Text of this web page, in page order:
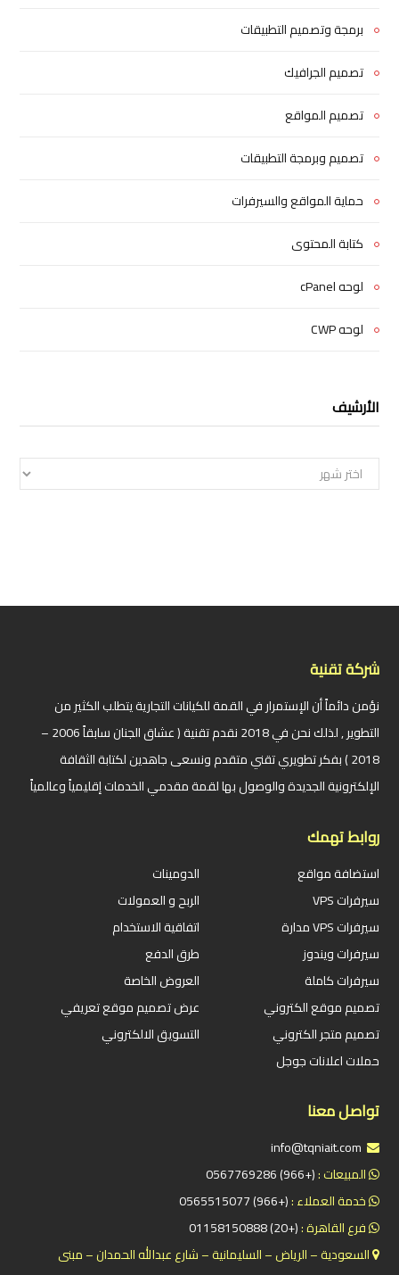
برمجة وتصميم التطبيقات
تصميم الجرافيك
تصميم المواقع
تصميم وبرمجة التطبيقات
حماية المواقع والسيرفرات
كتابة المحتوى
لوحه cPanel
لوحه CWP
الأرشيف
الأرشيف
شركة تقنية
نؤمن دائماً أن الإستمرار في القمة للكيانات التجارية يتطلب الكثير من
التطوير , لذلك نحن في 2018 نقدم تقنية ( عشاق الجنان سابقاً 2006 –
2018 ) بفكر تطويري تقني متقدم ونسعى جاهدين لكتابة الثقافة
الإلكترونية الجديدة والوصول بها لقمة مقدمي الخدمات إقليمياً وعالمياً
روابط تهمك
استضافة مواقع
سيرفرات VPS
سيرفرات VPS مدارة
سيرفرات ويندوز
سيرفرات كاملة
تصميم موقع الكتروني
تصميم متجر الكتروني
حملات اعلانات جوجل
الدومينات
الربح و العمولات
اتفاقية الاستخدام
طرق الدفع
العروض الخاصة
عرض تصميم موقع تعريفي
التسويق الالكتروني
تواصل معنا
المبيعات :(+966) 0567769286
خدمة العملاء :(+966) 0565515077
فرع القاهرة :(+20) 01158150888
السعودية – الرياض – السليمانية – شارع عبدالله الحمدان – مبنى